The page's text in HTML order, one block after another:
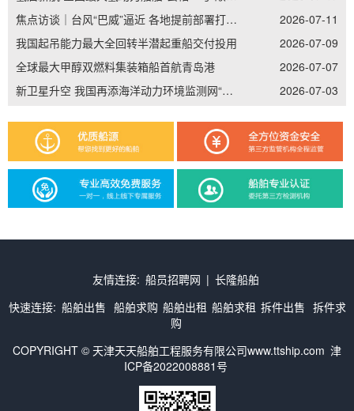
焦点访谈｜台风“巴威”逼近 各地提前部署打好防御主动仗
2026-07-11
我国起吊能力最大全回转半潜起重船交付投用
2026-07-09
全球最大甲醇双燃料集装箱船首航青岛港
2026-07-07
新卫星升空 我国再添海洋动力环境监测网“天眼”
2026-07-03
友情连接: 船员招聘网 | 长隆船舶
快速连接: 船舶出售 船舶求购 船舶出租 船舶求租 拆件出售 拆件求
购
COPYRIGHT © 天津天天船舶工程服务有限公司www.ttship.com 津
ICP备2022008881号